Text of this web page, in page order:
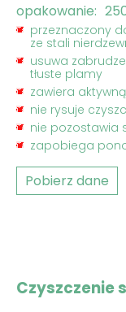
opakowanie:
przeznaczony
ze stali
usuwa
tłuste plamy
zawiera
nie rysuje
nie pozostawia
zapobiega
Pobierz dane
Czyszczenie